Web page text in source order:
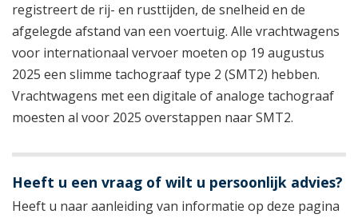
registreert de rij- en rusttijden, de snelheid en de
afgelegde afstand van een voertuig. Alle vrachtwagens
voor internationaal vervoer moeten op 19 augustus
2025 een slimme tachograaf type 2 (SMT2) hebben.
Vrachtwagens met een digitale of analoge tachograaf
moesten al voor 2025 overstappen naar SMT2.
Heeft u een vraag of wilt u persoonlijk advies?
Heeft u naar aanleiding van informatie op deze pagina